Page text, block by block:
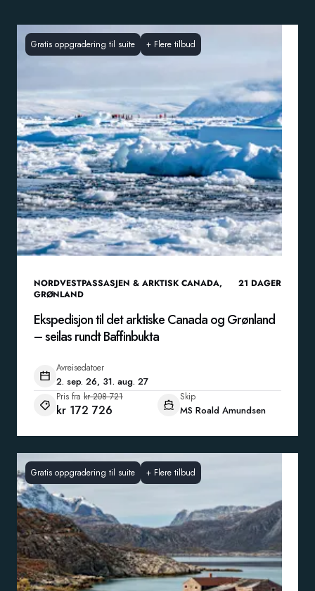
Gratis oppgradering til suite + Flere tilbud
NORDVESTPASSASJEN & ARKTISK CANADA,
GRØNLAND
21 DAGER
Ekspedisjon til det arktiske Canada og Grønland
– seilas rundt Baffinbukta
Avreisedatoer
2. sep. 26, 31. aug. 27
Pris fra kr 208 721
kr 172 726
Skip
MS Roald Amundsen
Gratis oppgradering til suite + Flere tilbud